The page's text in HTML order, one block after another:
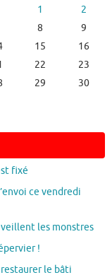
1
2
8
9
15
16
22
23
29
30
fixé
ce vendredi
les monstres
!
le bâti